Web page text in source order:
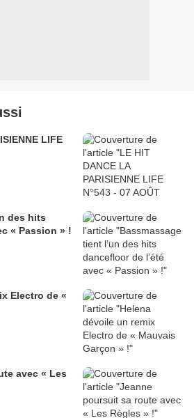
LIFE
des hits
« Passion » !
Electro de «
avec « Les